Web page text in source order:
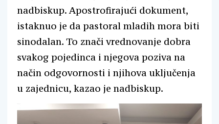
nadbiskup. Apostrofirajući dokument,
istaknuo je da pastoral mladih mora biti
sinodalan. To znači vrednovanje dobra
svakog pojedinca i njegova poziva na
način odgovornosti i njihova uključenja
u zajednicu, kazao je nadbiskup.